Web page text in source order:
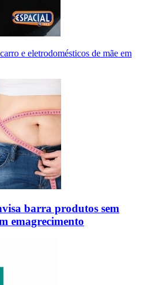
e eletrodomésticos de mãe em
barra produtos sem
emagrecimento